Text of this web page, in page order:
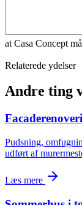
at Casa Concept
Relaterede ydelser
Andre ting
Pudsning,
udført af
Læs mere